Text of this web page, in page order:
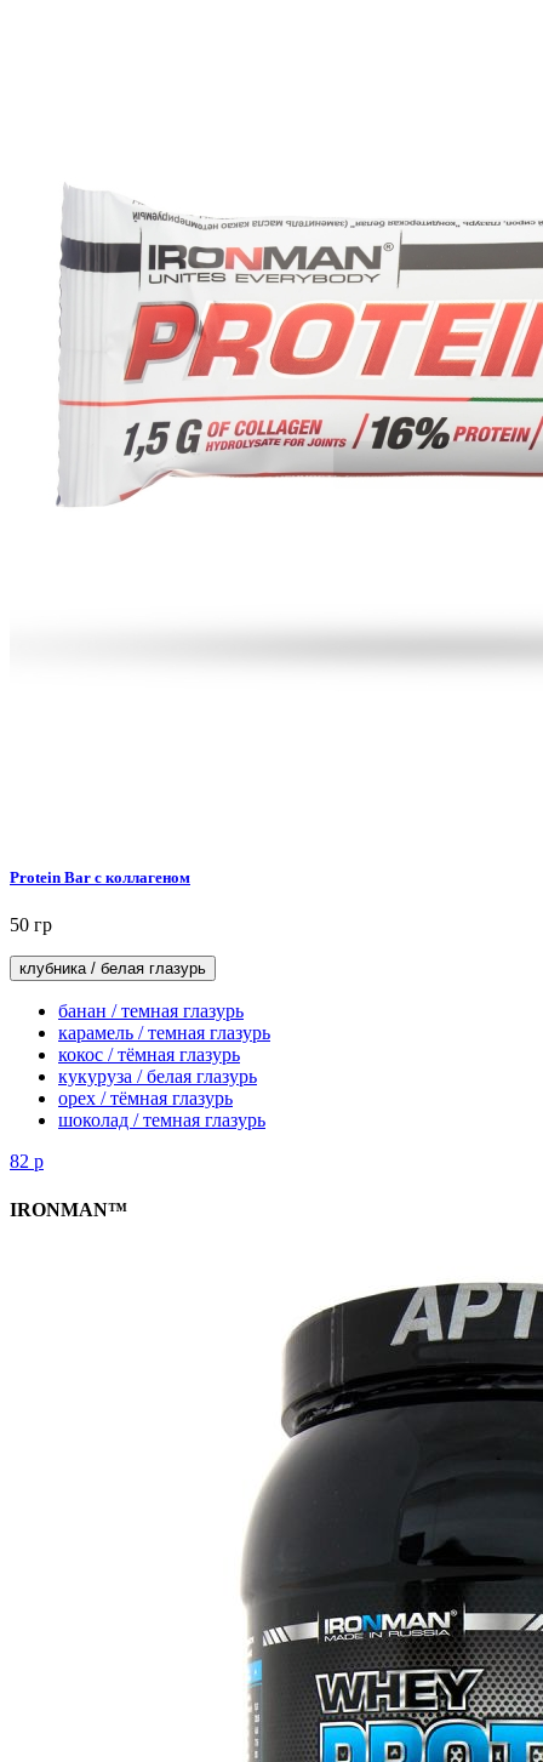
Protein Bar с коллагеном
50 гр
клубника / белая глазурь
банан / темная глазурь
карамель / темная глазурь
кокос / тёмная глазурь
кукуруза / белая глазурь
орех / тёмная глазурь
шоколад / темная глазурь
82 р
IRONMAN™